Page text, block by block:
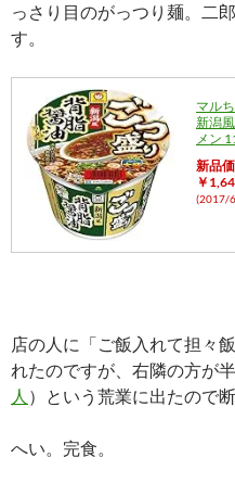
っさり目のがっつり麺。二
す。
マル
新潟
メン
新品
￥
(2017/
店の人に「ご飯入れて担々
れたのですが、右隣の方が
人 ）という荒業に出たので
へい。完食。